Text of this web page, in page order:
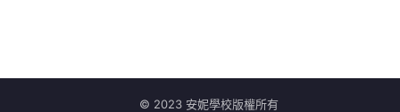
© 2023 安妮學校版權所有